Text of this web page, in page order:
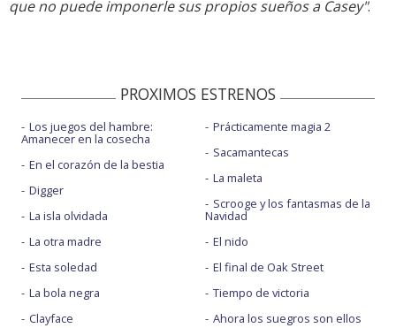
que no puede imponerle sus propios sueños a Casey".
PROXIMOS ESTRENOS
Los juegos del hambre:
Amanecer en la cosecha
En el corazón de la bestia
Digger
La isla olvidada
La otra madre
Esta soledad
La bola negra
Clayface
Prácticamente magia 2
Sacamantecas
La maleta
Scrooge y los fantasmas de la
Navidad
El nido
El final de Oak Street
Tiempo de victoria
Ahora los suegros son ellos